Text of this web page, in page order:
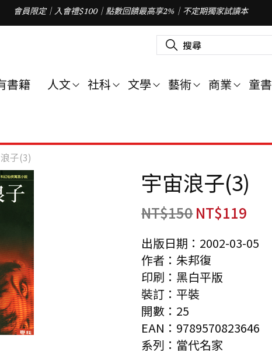
會員限定｜入會禮$100｜點數回饋最高享2%｜不定期獨家試讀本
搜
尋
字
書籍 人文 社科 文學 藝術 商業 童書
子(3)
宇宙浪子(3)
NT$150NT$119
出版日期：2002-03-05
作者：朱邦復
印刷：黑白平版
裝訂：平裝
開數：25
EAN：9789570823646
系列：當代名家